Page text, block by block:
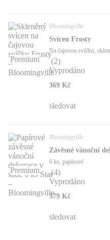
Premium
Bloomingville
Svícen Frosty
Na čajovou svíčku,
(2)
Vyprodáno
369 Kč
sledovat
Premium
Bloomingville
Závěsné vánoční
6 ks, papírové
(4)
Vyprodáno
579 Kč
sledovat